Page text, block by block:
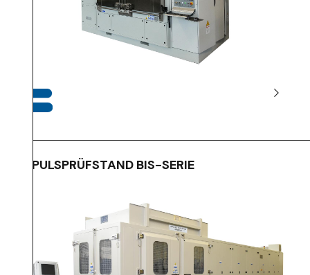
IMPULSPRÜFSTAND BIS-SERIE